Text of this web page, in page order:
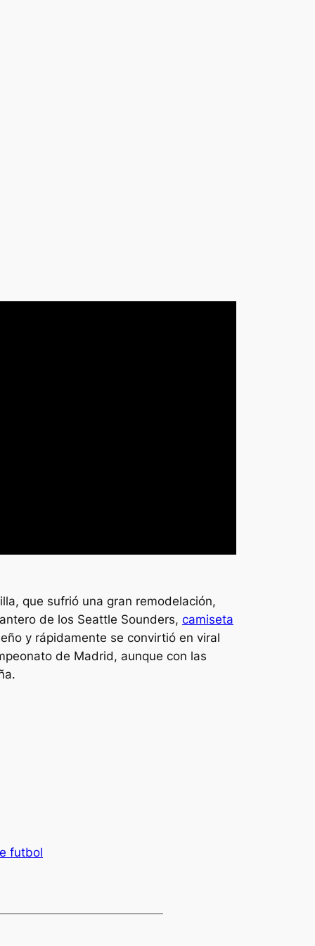
que sufrió una gran remodelación,
de los Seattle Sounders, camiseta
y rápidamente se convirtió en viral
de Madrid, aunque con las
futbol